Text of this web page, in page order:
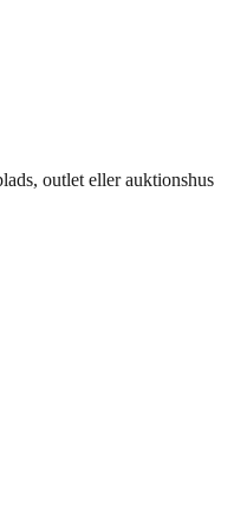
outlet eller auktionshus